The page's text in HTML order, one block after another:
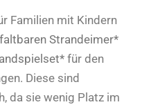
Familien mit Kindern
Strandeimer*
für den
Diese sind
da sie wenig Platz im